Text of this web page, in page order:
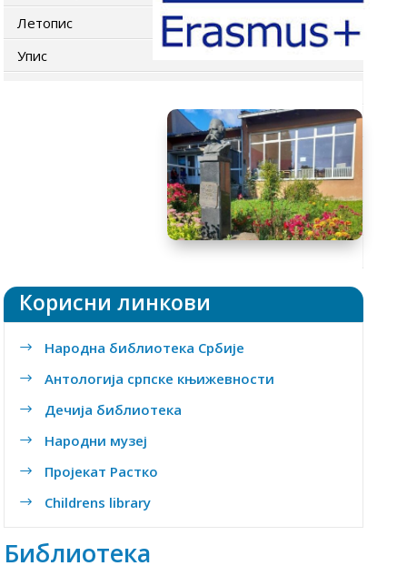
Летопис
Упис
Заштита података о личности
Корисни линкови
$ Народна библиотека Србије
$ Антологија српске књижевности
$ Дечија библиотека
$ Народни музеј
$ Пројекат Растко
$ Childrens library
Библиотека